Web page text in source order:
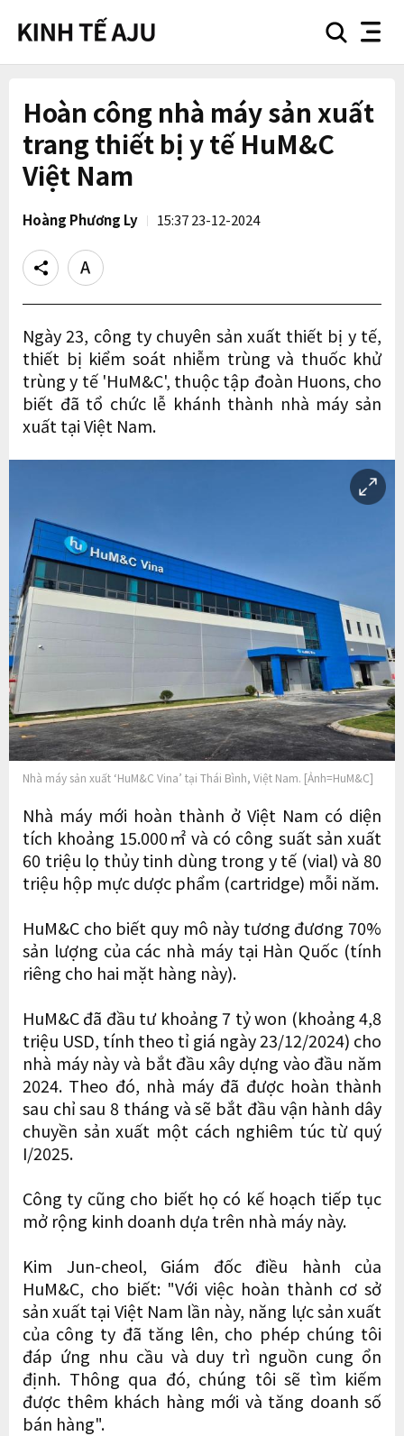
searchnav
Hoàn công nhà máy sản xuất
trang thiết bị y tế HuM&C
Việt Nam
Hoàng Phương Ly 15:37 23-12-2024
Share
Text
size
Ngày 23, công ty chuyên sản xuất thiết bị y tế,
thiết bị kiểm soát nhiễm trùng và thuốc khử
trùng y tế 'HuM&C', thuộc tập đoàn Huons, cho
biết đã tổ chức lễ khánh thành nhà máy sản
xuất tại Việt Nam.
Nhà máy sản xuất ‘HuM&C Vina’ tại Thái Bình, Việt Nam. [Ảnh=HuM&C]
Nhà máy mới hoàn thành ở Việt Nam có diện
tích khoảng 15.000㎡ và có công suất sản xuất
60 triệu lọ thủy tinh dùng trong y tế (vial) và 80
triệu hộp mực dược phẩm (cartridge) mỗi năm.
HuM&C cho biết quy mô này tương đương 70%
sản lượng của các nhà máy tại Hàn Quốc (tính
riêng cho hai mặt hàng này).
HuM&C đã đầu tư khoảng 7 tỷ won (khoảng 4,8
triệu USD, tính theo tỉ giá ngày 23/12/2024) cho
nhà máy này và bắt đầu xây dựng vào đầu năm
2024. Theo đó, nhà máy đã được hoàn thành
sau chỉ sau 8 tháng và sẽ bắt đầu vận hành dây
chuyền sản xuất một cách nghiêm túc từ quý
I/2025.
Công ty cũng cho biết họ có kế hoạch tiếp tục
mở rộng kinh doanh dựa trên nhà máy này.
Kim Jun-cheol, Giám đốc điều hành của
HuM&C, cho biết: "Với việc hoàn thành cơ sở
sản xuất tại Việt Nam lần này, năng lực sản xuất
của công ty đã tăng lên, cho phép chúng tôi
đáp ứng nhu cầu và duy trì nguồn cung ổn
định. Thông qua đó, chúng tôi sẽ tìm kiếm
được thêm khách hàng mới và tăng doanh số
bán hàng".